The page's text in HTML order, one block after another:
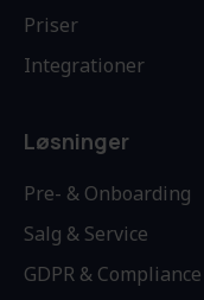
Priser
Integrationer
Løsninger
Pre- & Onboarding
Salg & Service
GDPR & Compliance